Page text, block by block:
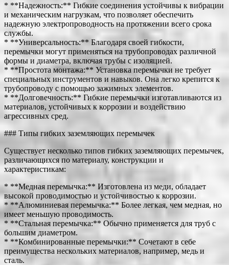
* **Надежность:** Гибкие соединения устойчивы к вибрации
и механическим нагрузкам, что позволяет обеспечить
надежную электропроводность на протяжении всего срока
службы.
* **Универсальность:** Благодаря своей гибкости,
перемычки могут применяться на трубопроводах различной
формы и диаметра, включая трубы с изоляцией.
* **Простота монтажа:** Установка перемычки не требует
специальных инструментов и навыков. Она легко крепится к
трубопроводу с помощью зажимных элементов.
* **Долговечность:** Гибкие перемычки изготавливаются из
материалов, устойчивых к коррозии и воздействию
агрессивных сред.
### Типы гибких заземляющих перемычек
Существует несколько типов гибких заземляющих перемычек,
различающихся по материалу, конструкции и
характеристикам:
* **Медная перемычка:** Изготовлена из меди, обладает
высокой проводимостью и устойчивостью к коррозии.
* **Алюминиевая перемычка:** Более легкая, чем медная, но
имеет меньшую проводимость.
* **Стальная перемычка:** Обычно применяется для труб с
большим диаметром.
* **Комбинированные перемычки:** Сочетают в себе
преимущества нескольких материалов, например, медь и
сталь.